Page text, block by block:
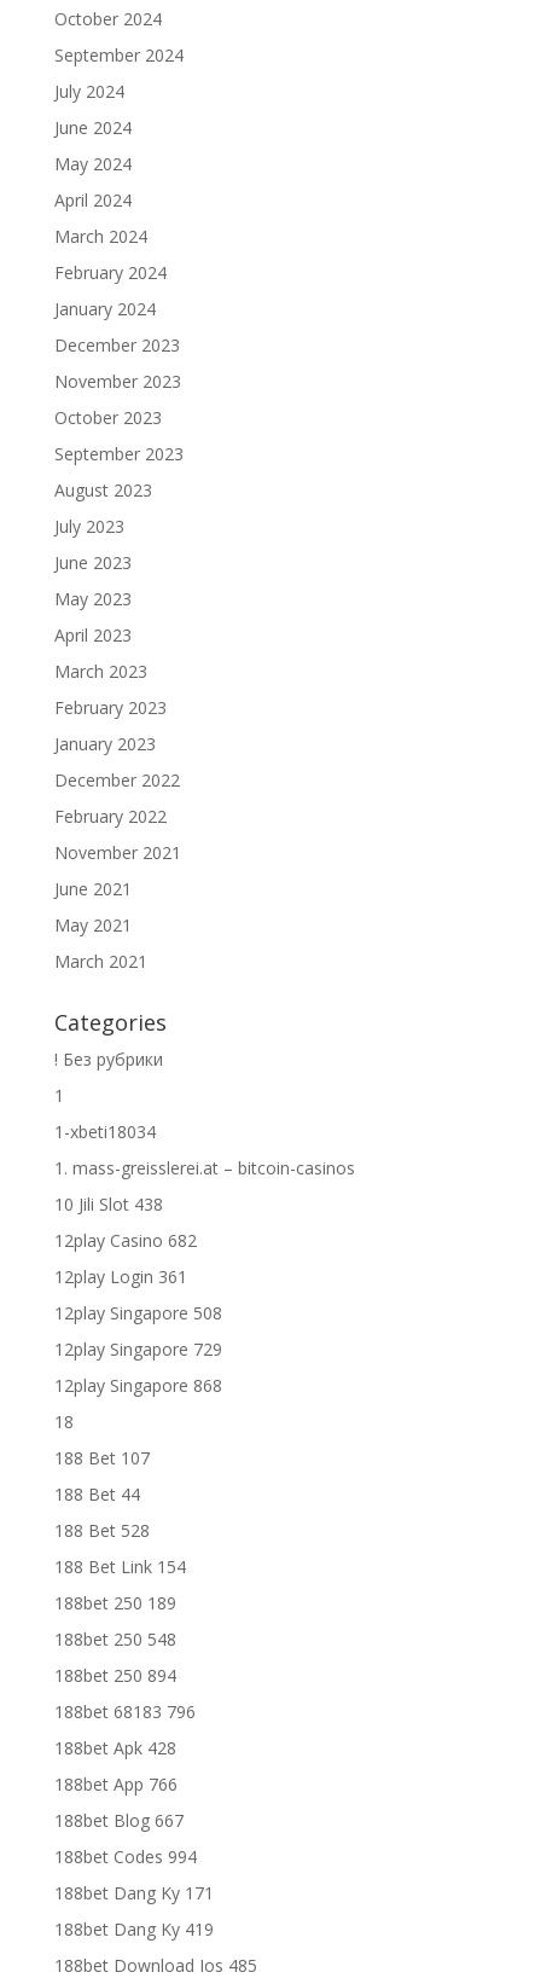
October 2024
September 2024
July 2024
June 2024
May 2024
April 2024
March 2024
February 2024
January 2024
December 2023
November 2023
October 2023
September 2023
August 2023
July 2023
June 2023
May 2023
April 2023
March 2023
February 2023
January 2023
December 2022
February 2022
November 2021
June 2021
May 2021
March 2021
Categories
! Без рубрики
1
1-xbeti18034
1. mass-greisslerei.at – bitcoin-casinos
10 Jili Slot 438
12play Casino 682
12play Login 361
12play Singapore 508
12play Singapore 729
12play Singapore 868
18
188 Bet 107
188 Bet 44
188 Bet 528
188 Bet Link 154
188bet 250 189
188bet 250 548
188bet 250 894
188bet 68183 796
188bet Apk 428
188bet App 766
188bet Blog 667
188bet Codes 994
188bet Dang Ky 171
188bet Dang Ky 419
188bet Download Ios 485